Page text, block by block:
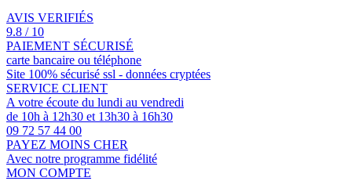
AVIS VERIFIÉS
9.8 / 10
PAIEMENT SÉCURISÉ
carte bancaire ou téléphone
Site 100% sécurisé ssl - données cryptées
SERVICE CLIENT
A votre écoute du lundi au vendredi
de 10h à 12h30 et 13h30 à 16h30
09 72 57 44 00
PAYEZ MOINS CHER
Avec notre programme fidélité
MON COMPTE